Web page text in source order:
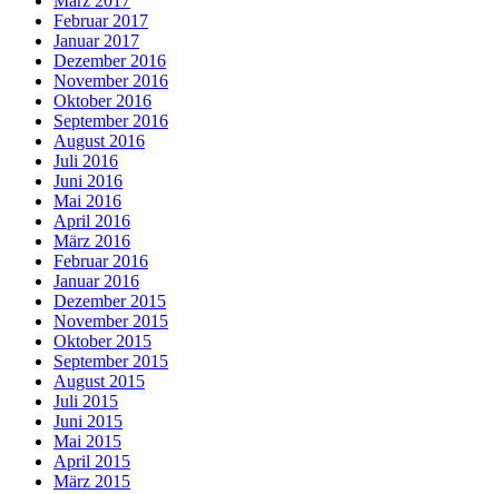
Februar 2017
Januar 2017
Dezember 2016
November 2016
Oktober 2016
September 2016
August 2016
Juli 2016
Juni 2016
Mai 2016
April 2016
März 2016
Februar 2016
Januar 2016
Dezember 2015
November 2015
Oktober 2015
September 2015
August 2015
Juli 2015
Juni 2015
Mai 2015
April 2015
März 2015